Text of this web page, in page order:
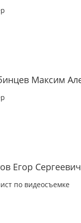
Максим
Егор Сергеевич
по видеосъемке